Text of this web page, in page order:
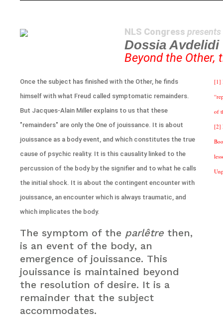
NLS Congresspresents
Dossia Avdelidi
Beyond the Other,
Once the subject has finished with the Other, he finds
himself with what Freud called symptomatic remainders.
But Jacques-Alain Miller explains to us that these
"remainders" are only the One of jouissance. It is about
jouissance as a body event, and which constitutes the true
cause of psychic reality. It is this causality linked to the
percussion of the body by the signifier and to what he calls
the initial shock. It is about the contingent encounter with
jouissance, an encounter which is always traumatic, and
which implicates the body.
The symptom of the parlêtre then,
is an event of the body, an
emergence of jouissance. This
jouissance is maintained beyond
the resolution of desire. It is a
remainder that the subject
accommodates.
[1]
of
[2]